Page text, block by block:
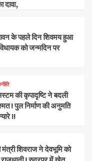
दावा,
के पहले दिन शिवमय हुआ
को जन्मदिन पर
की कृपादृष्टि ने बदली
! पुल निर्माण की अनुमति
!!
शिवराज ने देवभूमि को